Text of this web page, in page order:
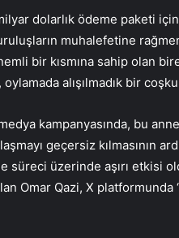
dolarlık ödeme paketi
muhalefetine
bir kısmına sahip olan
alışılmadık bir
kampanyasında, bu
geçersiz kılmasının
süreci üzerinde aşırı etkisi
Omar Qazi, X platformunda